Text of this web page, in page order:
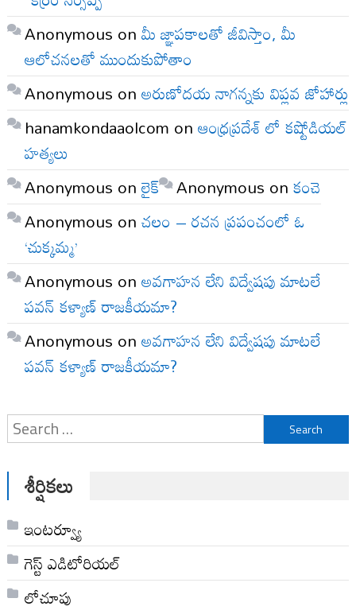
Anonymous onమీ జ్ఞాపకాలతో జీవిస్తాం, మీ
ఆలోచనలతో ముందుకుపోతాం
Anonymous onఅరుణోదయ నాగన్నకు విప్లవ జోహార్లు
hanamkondaaolcom onఆంధ్రప్రదేశ్ లో కష్టోడియల్
హత్యలు
Anonymous onలైక్ Anonymous onకంచె
Anonymous onచలం – రచన ప్రపంచంలో ఓ
‘చుక్కమ్మ’
Anonymous onఅవగాహన లేని విద్వేషపు మాటలే
పవన్ కళ్యాణ్ రాజకీయమా?
Anonymous onఅవగాహన లేని విద్వేషపు మాటలే
పవన్ కళ్యాణ్ రాజకీయమా?
Search
for:
శీర్షికలు
ఇంటర్వ్యూ
గెస్ట్ ఎడిటోరియల్
లోచూపు